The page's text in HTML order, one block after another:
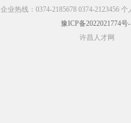
企业热线：0374-2185678 0374-2123456
豫ICP备2022021774号
许昌人才网